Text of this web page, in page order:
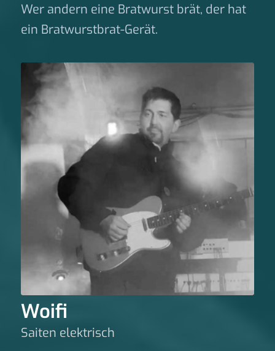
Wer andern eine Bratwurst brät, der hat
ein Bratwurstbrat-Gerät.
Woifi
Saiten elektrisch